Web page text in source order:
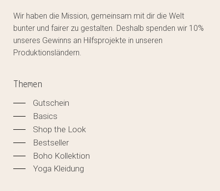
Wir haben die Mission, gemeinsam mit dir die Welt
bunter und fairer zu gestalten. Deshalb spenden wir 10%
unseres Gewinns an Hilfsprojekte in unseren
Produktionsländern.
Themen
Gutschein
Basics
Shop the Look
Bestseller
Boho Kollektion
Yoga Kleidung